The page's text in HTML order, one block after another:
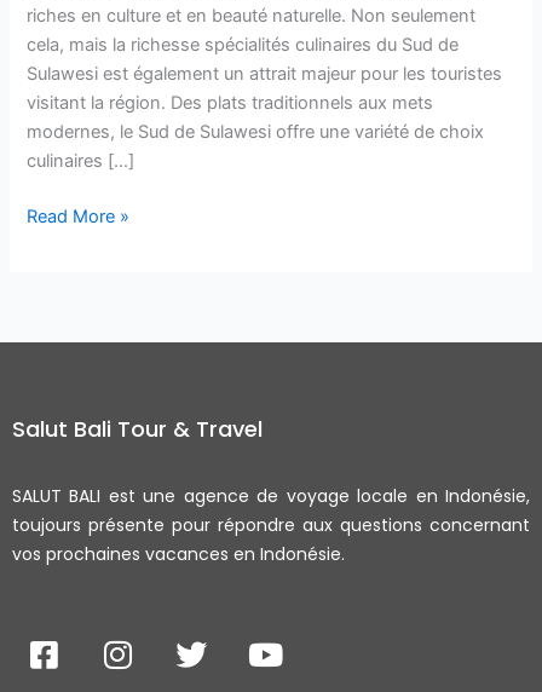
riches en culture et en beauté naturelle. Non seulement
cela, mais la richesse spécialités culinaires du Sud de
Sulawesi est également un attrait majeur pour les touristes
visitant la région. Des plats traditionnels aux mets
modernes, le Sud de Sulawesi offre une variété de choix
culinaires […]
Read More »
Salut Bali Tour & Travel
SALUT BALI est une agence de voyage locale en Indonésie,
toujours présente pour répondre aux questions concernant
vos prochaines vacances en Indonésie.
F
a
I
n
T
w
Y
o